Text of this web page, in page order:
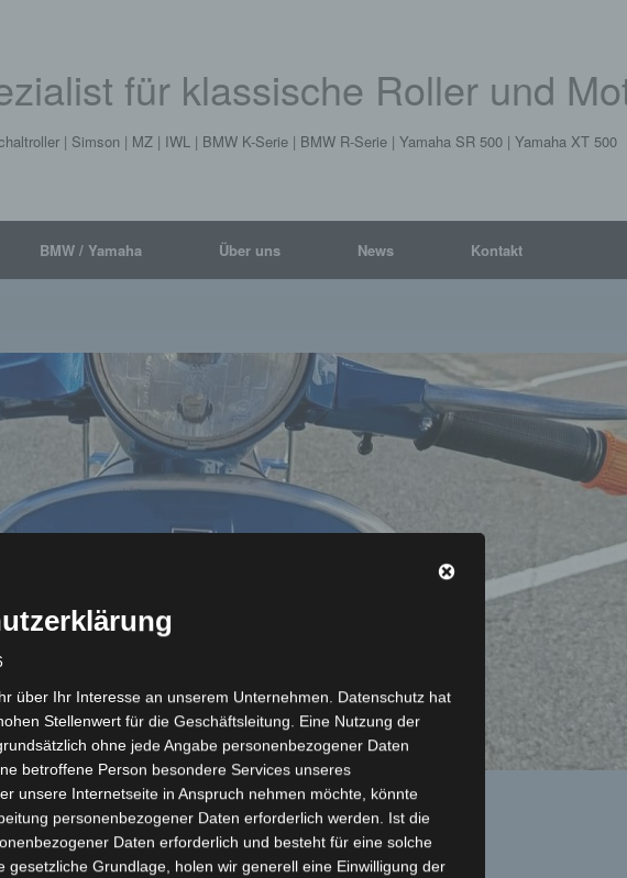
für klassische Roller und
| Simson | MZ | IWL | BMW K-Serie | BMW R-Serie | Yamaha SR 500 | Yamaha XT 500
BMW / Yamaha Über uns News Kontakt
über Ihr Interesse an unserem Unternehmen. Datenschutz hat
Stellenwert für die Geschäftsleitung. Eine Nutzung der
ohne jede Angabe personenbezogener Daten
betroffene Person besondere Services unseres
unsere Internetseite in Anspruch nehmen möchte, könnte
personenbezogener Daten erforderlich werden. Ist die
Daten erforderlich und besteht für eine solche
gesetzliche Grundlage, holen wir generell eine Einwilligung der